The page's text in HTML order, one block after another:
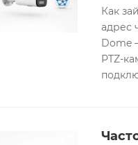
Как
адрес
Dome
PTZ-